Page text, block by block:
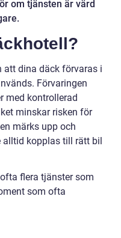
om tjänsten är värd
att dina däck förvaras i
Förvaringen
med kontrollerad
minskar risken för
märks upp och
alltid kopplas till rätt bil
flera tjänster som
som ofta